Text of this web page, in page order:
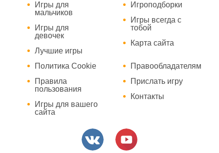
Игры для
мальчиков
Игры для
девочек
Лучшие игры
Игроподборки
Игры всегда с
тобой
Карта сайта
Политика Cookie
Правила
пользования
Игры для вашего
сайта
Правообладателям
Прислать игру
Контакты